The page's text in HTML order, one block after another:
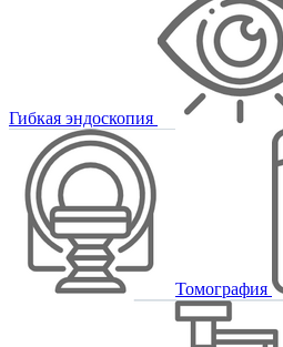
Гибкая эндоскопия
Томография